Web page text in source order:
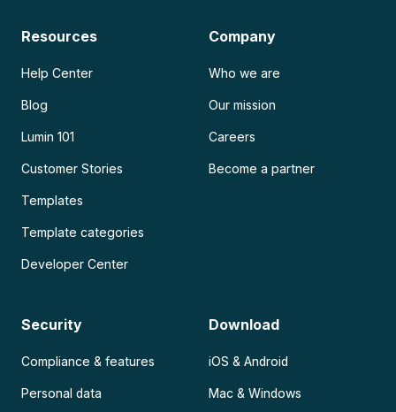
Resources
Help Center
Blog
Lumin 101
Customer Stories
Templates
Template categories
Developer Center
Company
Who we are
Our mission
Careers
Become a partner
Security
Compliance & features
Personal data
Download
iOS & Android
Mac & Windows